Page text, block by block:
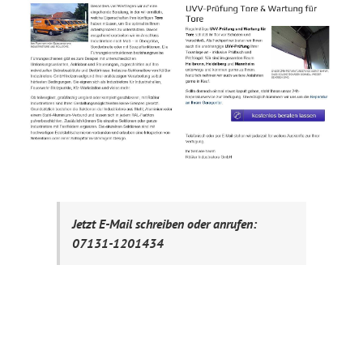
Jetzt E-Mail schreiben oder anrufen:
07131-1201434